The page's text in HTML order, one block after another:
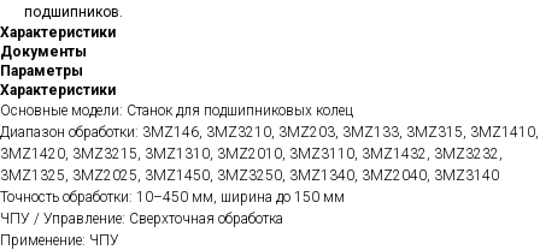
подшипников.
Характеристики
Документы
Параметры
Характеристики
Основные модели: Станок для подшипниковых колец
Диапазон обработки: 3MZ146, 3MZ3210, 3MZ203, 3MZ133, 3MZ315, 3MZ1410,
3MZ1420, 3MZ3215, 3MZ1310, 3MZ2010, 3MZ3110, 3MZ1432, 3MZ3232,
3MZ1325, 3MZ2025, 3MZ1450, 3MZ3250, 3MZ1340, 3MZ2040, 3MZ3140
Точность обработки: 10–450 мм, ширина до 150 мм
ЧПУ / Управление: Сверхточная обработка
Применение: ЧПУ